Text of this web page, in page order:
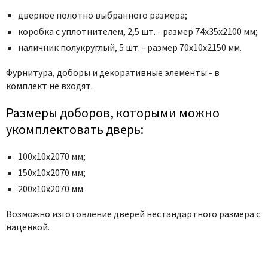
Profilo Porte
STR
Tupai
Uberture
Valcomp
Venezia Unique
Verum
дверное полотно выбранного размера;
коробка с уплотнителем, 2,5 шт. - размер 74x35x2100 мм;
наличник полукруглый, 5 шт. - размер 70x10x2150 мм.
Фурнитура, доборы и декоративные элементы - в
комплект не входят.
Размеры доборов, которыми можно
укомплектовать дверь:
100х10х2070 мм;
150х10х2070 мм;
200х10х2070 мм.
Возможно изготовление дверей нестандартного размера с
наценкой.